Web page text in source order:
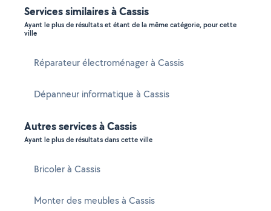
Services similaires à Cassis
Ayant le plus de résultats et étant de la même catégorie, pour cette
ville
Réparateur électroménager à Cassis
Dépanneur informatique à Cassis
Autres services à Cassis
Ayant le plus de résultats dans cette ville
Bricoler à Cassis
Monter des meubles à Cassis